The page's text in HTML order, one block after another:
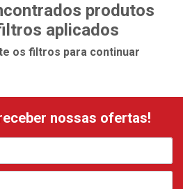
produtos
aplicados
os filtros para continuar
nossas ofertas!